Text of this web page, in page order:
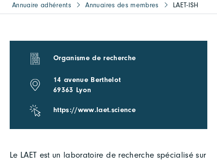
Annuaire adhérents Annuaires des membres LAET-ISH
Le LAET est un laboratoire de recherche spécialisé sur
Organisme de recherche
14 avenue Berthelot
69363 Lyon
https://www.laet.science